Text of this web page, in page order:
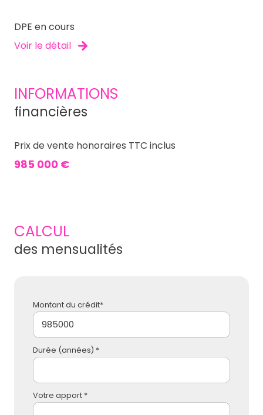
DPE en cours
Voir le détail
INFORMATIONS
financières
Prix de vente honoraires TTC inclus
985 000 €
CALCUL
des mensualités
Montant du crédit*
Durée (années) *
Votre apport *